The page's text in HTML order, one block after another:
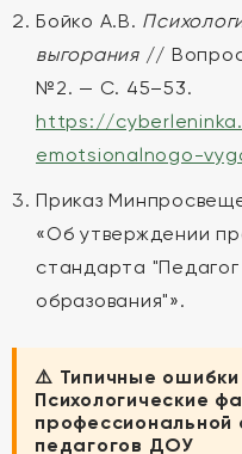
Бойко А.В.
выгорания//
№2. — С. 45–53.
https://
emotsionalnogo-
Приказ
«Об утверждении
стандарта
образования"».
⚠️ Типичные ошибки
Психологические
профессиональной
педагогов ДОУ